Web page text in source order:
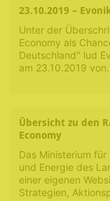
23.10.2019 –
Unter der
Economy als
Deutschland" lud
am 23.10.2019
Übersicht zu den
Economy
Das Ministerium
und Energie des
einer eigenen
Strategien,